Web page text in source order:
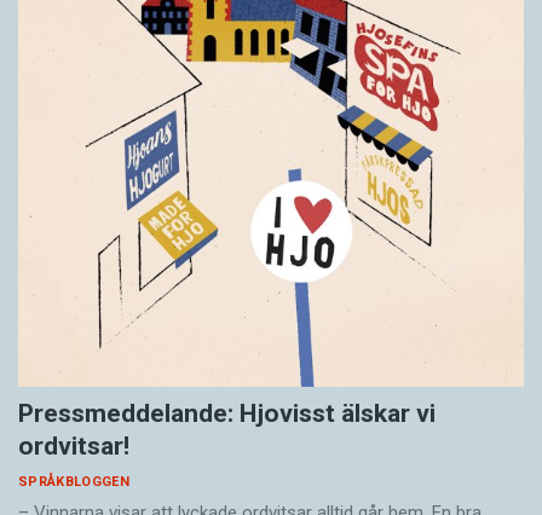
Pressmeddelande: Hjovisst älskar vi
ordvitsar!
SPRÅKBLOGGEN